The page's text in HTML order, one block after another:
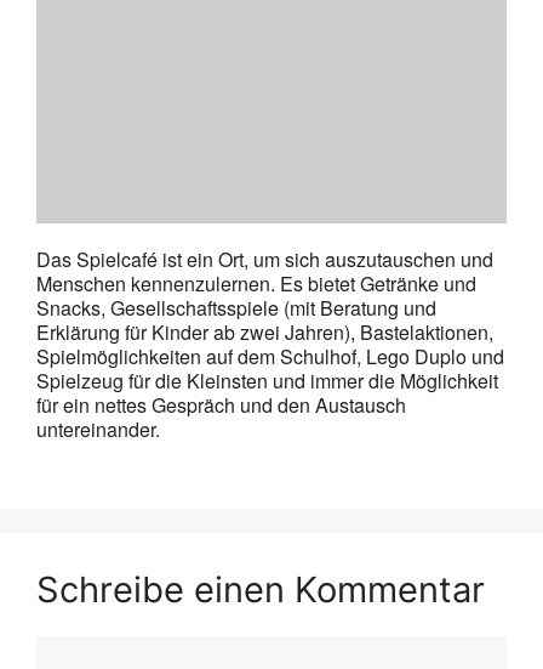
Das Spielcafé ist ein Ort, um sich auszutauschen und
Menschen kennenzulernen. Es bietet Getränke und
Snacks, Gesellschaftsspiele (mit Beratung und
Erklärung für Kinder ab zwei Jahren), Bastelaktionen,
Spielmöglichkeiten auf dem Schulhof, Lego Duplo und
Spielzeug für die Kleinsten und immer die Möglichkeit
für ein nettes Gespräch und den Austausch
untereinander.
Schreibe einen Kommentar